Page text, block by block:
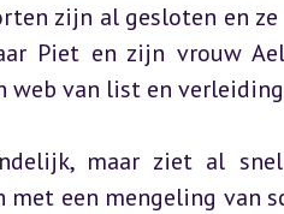
zijn al gesloten en
Piet en zijn vrouw
web van list en
maar ziet al
een mengeling van